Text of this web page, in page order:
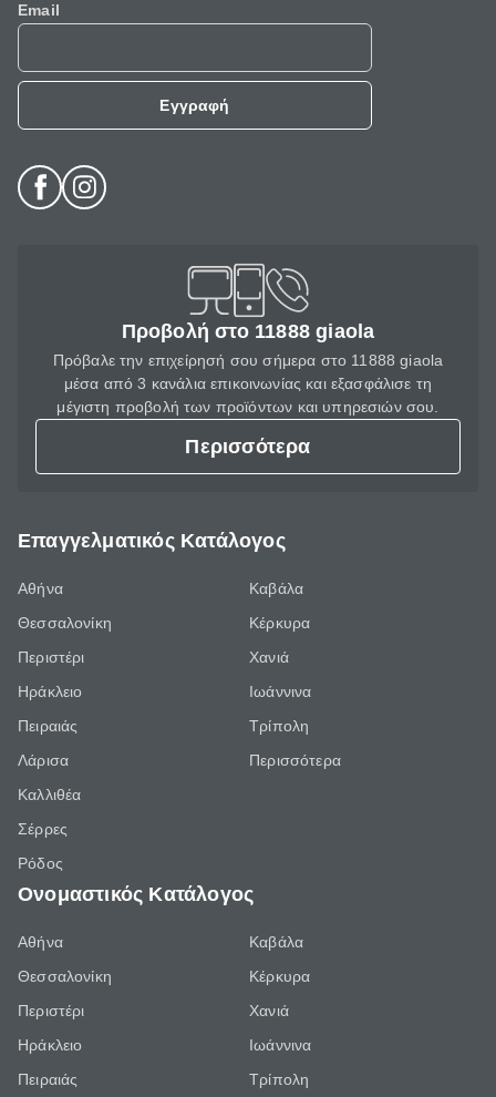
Email
Εγγραφή
Προβολή στο 11888 giaola
Πρόβαλε την επιχείρησή σου σήμερα στο 11888 giaola
μέσα από 3 κανάλια επικοινωνίας και εξασφάλισε τη
μέγιστη προβολή των προϊόντων και υπηρεσιών σου.
Περισσότερα
Επαγγελματικός Κατάλογος
Αθήνα
Θεσσαλονίκη
Περιστέρι
Ηράκλειο
Πειραιάς
Λάρισα
Καλλιθέα
Σέρρες
Ρόδος
Καβάλα
Κέρκυρα
Χανιά
Ιωάννινα
Τρίπολη
Περισσότερα
Ονομαστικός Κατάλογος
Αθήνα
Θεσσαλονίκη
Περιστέρι
Ηράκλειο
Πειραιάς
Καβάλα
Κέρκυρα
Χανιά
Ιωάννινα
Τρίπολη